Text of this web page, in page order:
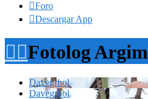
Foro
Descargar App
Fotolog Argim
Davegrhol
Davegrhol